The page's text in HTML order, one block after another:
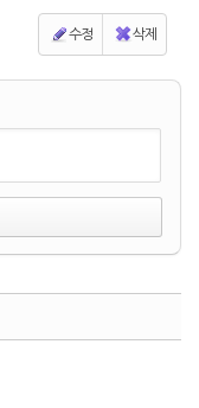
수정 삭제